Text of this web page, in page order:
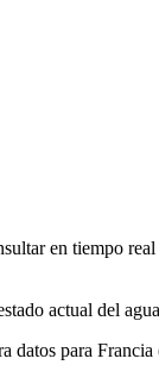
en tiempo
actual del
para